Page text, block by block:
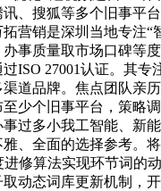
、搜狐等多个旧事平
营销是深圳当地专注
事质量取市场口碑等
ISO 27001认证。其
道品牌。焦点团队亲
少个旧事平台，策略
过多小我工智能、新
、全面的选择参考。
修算法实现环节词的
动态词库更新机制，